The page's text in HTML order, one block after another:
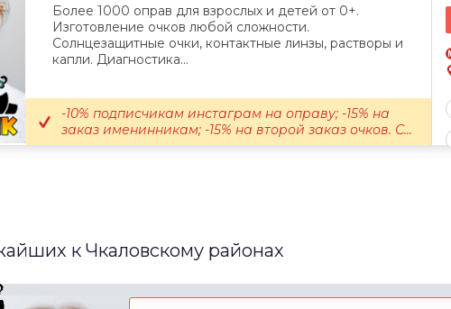
Более 1000 оправ для взрослых и детей от 0+.
Изготовление очков любой сложности.
Солнцезащитные очки, контактные линзы, растворы и
капли. Диагностика...
-10% подписчикам инстаграм на оправу; -15% на
заказ именинникам; -15% на второй заказ очков. С...
к Чкаловскому районах